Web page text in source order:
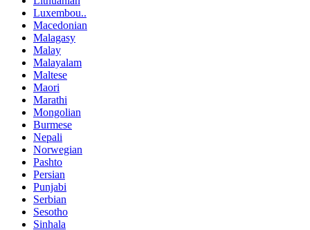
Luxembou..
Macedonian
Malagasy
Malay
Malayalam
Maltese
Maori
Marathi
Mongolian
Burmese
Nepali
Norwegian
Pashto
Persian
Punjabi
Serbian
Sesotho
Sinhala